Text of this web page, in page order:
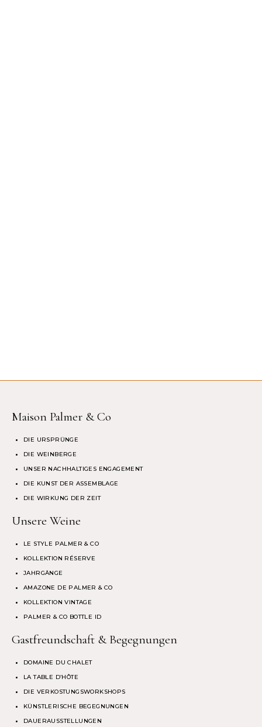
Maison Palmer & Co
DIE URSPRÜNGE
DIE WEINBERGE
UNSER NACHHALTIGES ENGAGEMENT
DIE KUNST DER ASSEMBLAGE
DIE WIRKUNG DER ZEIT
Unsere Weine
LE STYLE PALMER & CO
KOLLEKTION RÉSERVE
JAHRGÄNGE
AMAZONE DE PALMER & CO
KOLLEKTION VINTAGE
PALMER & CO BOTTLE ID
Gastfreundschaft & Begegnungen
DOMAINE DU CHALET
LA TABLE D’HÔTE
DIE VERKOSTUNGSWORKSHOPS
KÜNSTLERISCHE BEGEGNUNGEN
DAUERAUSSTELLUNGEN